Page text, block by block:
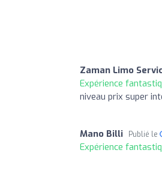
Zaman Limo
Expérience
niveau prix super
Mano Billi Publié le
Expérience